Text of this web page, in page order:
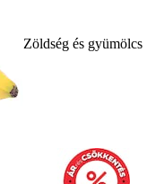
Zöldség és gyümölcs